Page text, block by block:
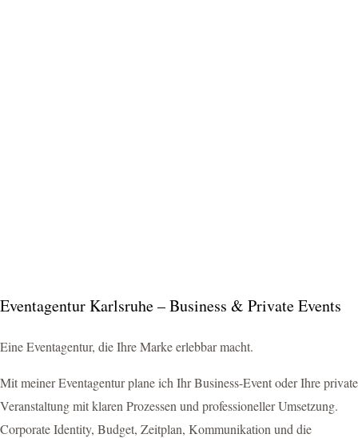
Eventagentur Karlsruhe – Business & Private Events
Eine Eventagentur, die Ihre Marke erlebbar macht.
Mit meiner Eventagentur plane ich Ihr Business-Event oder Ihre private
Veranstaltung mit klaren Prozessen und professioneller Umsetzung.
Corporate Identity, Budget, Zeitplan, Kommunikation und die